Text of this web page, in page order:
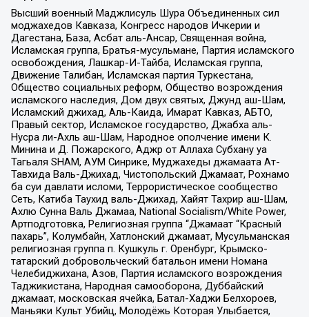
Высший военный Маджлисуль Шура Объединенных сил
моджахедов Кавказа, Конгресс народов Ичкерии и
Дагестана, База, Асбат аль-Ансар, Священная война,
Исламская группа, Братья-мусульмане, Партия исламского
освобождения, Лашкар-И-Тайба, Исламская группа,
Движение Талибан, Исламская партия Туркестана,
Общество социальных реформ, Общество возрождения
исламского наследия, Дом двух святых, Джунд аш-Шам,
Исламский джихад, Аль-Каида, Имарат Кавказ, АБТО,
Правый сектор, Исламское государство, Джабха аль-
Нусра ли-Ахль аш-Шам, Народное ополчение имени К.
Минина и Д. Пожарского, Аджр от Аллаха Субхану уа
Тагьаля SHAM, АУМ Синрике, Муджахеды джамаата Ат-
Тавхида Валь-Джихад, Чистопольский Джамаат, Рохнамо
ба суи давлати исломи, Террористическое сообщество
Сеть, Катиба Таухид валь-Джихад, Хайят Тахрир аш-Шам,
Ахлю Сунна Валь Джамаа, National Socialism/White Power,
Артподготовка, Религиозная группа “Джамаат “Красный
пахарь”, Колумбайн, Хатлонский джамаат, Мусульманская
религиозная группа п. Кушкуль г. Оренбург, Крымско-
татарский добровольческий батальон имени Номана
Челебиджихана, Азов, Партия исламского возрождения
Таджикистана, Народная самооборона, Дуббайский
джамаат, московская ячейка, Батал-Хаджи Белхороев,
Маньяки Культ Убийц, Молодёжь Которая Улыбается,